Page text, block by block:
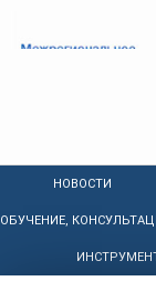
НОВОСТИ
ОБУЧЕНИЕ,